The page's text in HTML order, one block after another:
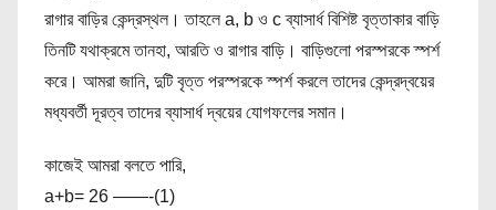
রাগার বাড়ির কেন্দ্রস্থল। তাহলে a, b ও c ব্যাসার্ধ বিশিষ্ট বৃত্তাকার বাড়ি
তিনটি যথাক্রমে তানহা, আরতি ও রাগার বাড়ি। বাড়িগুলো পরস্পরকে স্পর্শ
করে। আমরা জানি, দুটি বৃত্ত পরস্পরকে স্পর্শ করলে তাদের কেন্দ্রদ্বয়ের
মধ্যবর্তী দূরত্ব তাদের ব্যাসার্ধ দ্বয়ের যোগফলের সমান।
কাজেই আমরা বলতে পারি,
a+b= 26 ——-(1)